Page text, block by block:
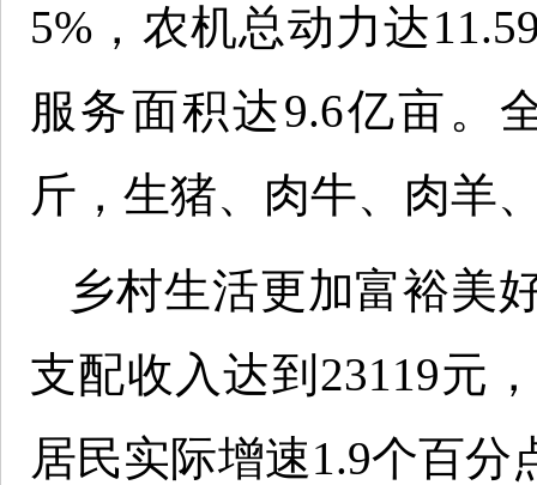
5%，农机总动力达
服务面积达9.6亿亩。
斤，生猪、肉牛、肉羊
乡村生活更加富裕美
支配收入达到23119元
居民实际增速1.9个百